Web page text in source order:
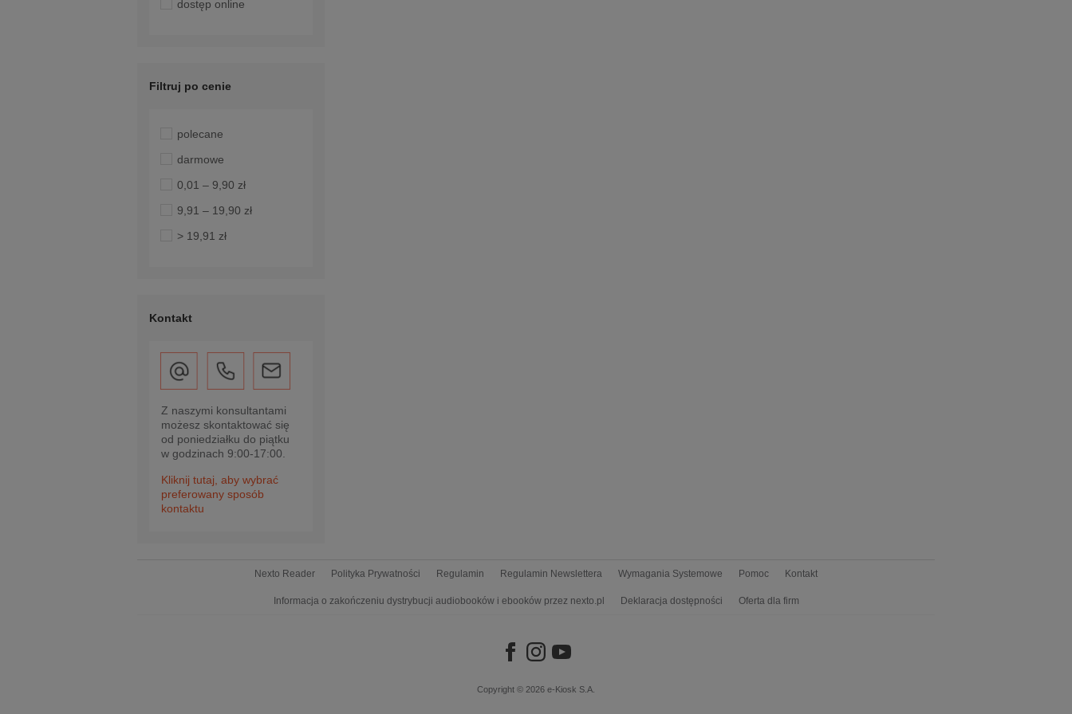
dostęp online
Filtruj po cenie
polecane
darmowe
0,01 – 9,90 zł
9,91 – 19,90 zł
> 19,91 zł
Kontakt
Z naszymi konsultantami
możesz skontaktować się
od poniedziałku do piątku
w godzinach 9:00-17:00.
Kliknij tutaj, aby wybrać
preferowany sposób
kontaktu
Nexto Reader Polityka Prywatności Regulamin Regulamin Newslettera Wymagania Systemowe Pomoc Kontakt
Informacja o zakończeniu dystrybucji audiobooków i ebooków przez nexto.pl Deklaracja dostępności Oferta dla firm
Copyright © 2026 e-Kiosk S.A.